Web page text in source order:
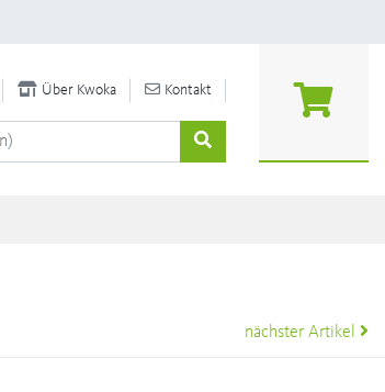
Über Kwoka Kontakt
nächster Artikel